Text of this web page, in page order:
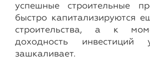
успешные строительные
быстро капитализируются
строительства, а к
доходность инвестиций
зашкаливает.